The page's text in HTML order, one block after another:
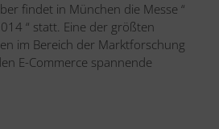
findet in München die Messe “
“ statt. Eine der größten
im Bereich der Marktforschung
E-Commerce spannende